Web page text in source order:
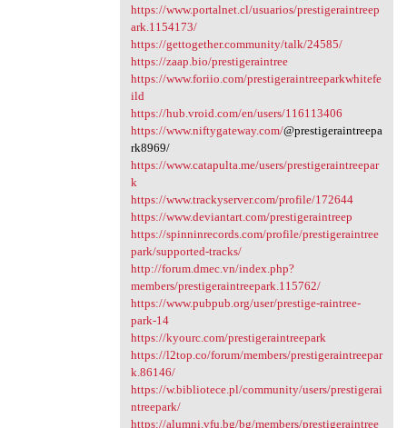
https://www.portalnet.cl/usuarios/prestigeraintreep
ark.1154173/
https://gettogether.community/talk/24585/
https://zaap.bio/prestigeraintree
https://www.foriio.com/prestigeraintreeparkwhitefe
ild
https://hub.vroid.com/en/users/116113406
https://www.niftygateway.com/@prestigeraintreepa
rk8969/
https://www.catapulta.me/users/prestigeraintreepar
k
https://www.trackyserver.com/profile/172644
https://www.deviantart.com/prestigeraintreep
https://spinninrecords.com/profile/prestigeraintree
park/supported-tracks/
http://forum.dmec.vn/index.php?
members/prestigeraintreepark.115762/
https://www.pubpub.org/user/prestige-raintree-
park-14
https://kyourc.com/prestigeraintreepark
https://l2top.co/forum/members/prestigeraintreepar
k.86146/
https://w.bibliotece.pl/community/users/prestigerai
ntreepark/
https://alumni.vfu.bg/bg/members/prestigeraintree